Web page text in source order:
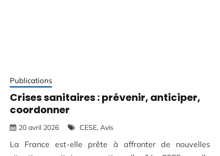
Publications
Crises sanitaires : prévenir, anticiper,
coordonner
20 avril 2026 CESE Avis
La France est-elle prête à affronter de nouvelles